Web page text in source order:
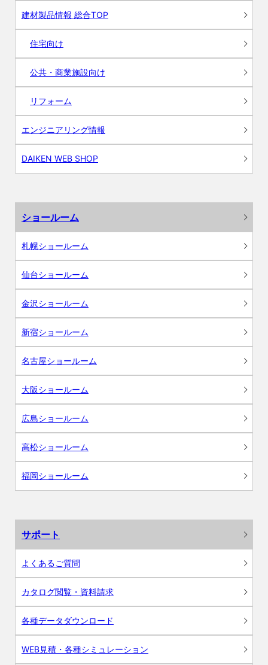
建材製品情報 総合TOP
住宅向け
公共・商業施設向け
リフォーム
エンジニアリング情報
DAIKEN WEB SHOP
ショールーム
札幌ショールーム
仙台ショールーム
金沢ショールーム
新宿ショールーム
名古屋ショールーム
大阪ショールーム
広島ショールーム
高松ショールーム
福岡ショールーム
サポート
よくあるご質問
カタログ閲覧・資料請求
各種データダウンロード
WEB見積・各種シミュレーション